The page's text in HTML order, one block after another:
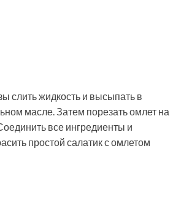
слить жидкость и высыпать в
масле. Затем порезать омлет на
все ингредиенты и
простой салатик с омлетом